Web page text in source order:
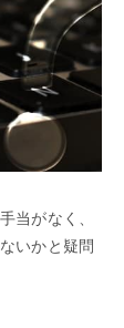
当がなく、
いかと疑問